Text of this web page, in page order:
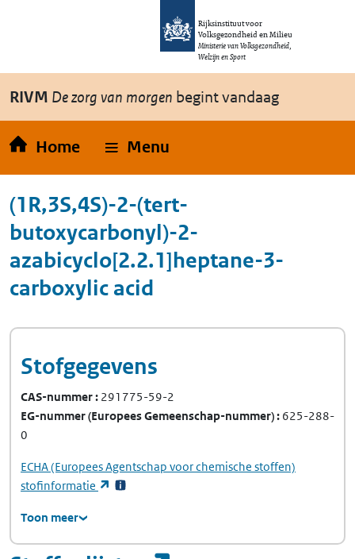
Overslaan en naar de inhoud gaan
Rijksinstituut voor
Volksgezondheid en Milieu
Ministerie van Volksgezondheid,
Welzijn en Sport
RIVM De zorg van morgen begint vandaag
Home Menu
(1R,3S,4S)-2-(tert-
butoxycarbonyl)-2-
azabicyclo[2.2.1]heptane-3-
carboxylic acid
Stofgegevens
CAS-nummer 291775-59-2
EG-nummer(Europees Gemeenschap-nummer) 625-288-
0
ECHA(Europees Agentschap voor chemische stoffen)
stofinformatie
(opent in een nieuw tabblad)
Toon meer